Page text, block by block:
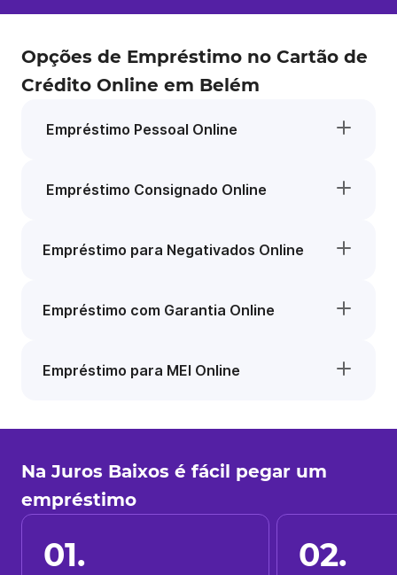
Opções de Empréstimo no Cartão de
Crédito Online em Belém
Empréstimo Pessoal Online
Empréstimo Consignado Online
Empréstimo para Negativados Online
Empréstimo com Garantia Online
Empréstimo para MEI Online
Na Juros Baixos é fácil pegar um
empréstimo
01. 02.